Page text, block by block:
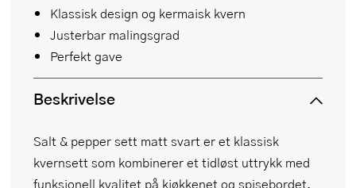
Klassisk design og kermaisk kvern
Justerbar malingsgrad
Perfekt gave
Beskrivelse
Salt & pepper sett matt svart er et klassisk
kvernsett som kombinerer et tidløst uttrykk med
funksjonell kvalitet på kjøkkenet og spisebordet.